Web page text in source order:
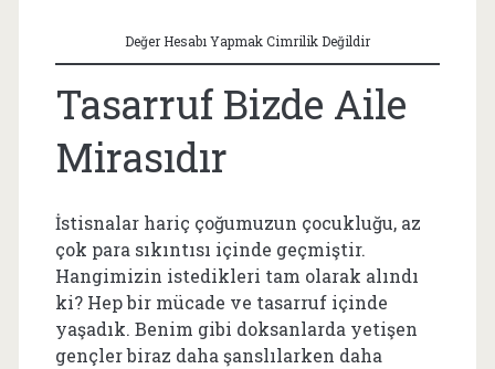
Değer Hesabı Yapmak Cimrilik Değildir
Tasarruf Bizde Aile
Mirasıdır
İstisnalar hariç çoğumuzun çocukluğu, az
çok para sıkıntısı içinde geçmiştir.
Hangimizin istedikleri tam olarak alındı
ki? Hep bir mücade ve tasarruf içinde
yaşadık. Benim gibi doksanlarda yetişen
gençler biraz daha şanslılarken daha